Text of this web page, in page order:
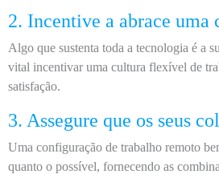
2. Incentive a abrace
Algo que sustenta toda a tecnologia é a
vital incentivar uma cultura flexível de
satisfação.
3. Assegure que os seus
Uma configuração de trabalho remoto
quanto o possível, fornecendo as